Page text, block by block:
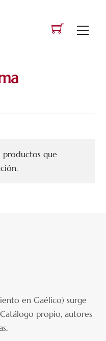
productos que
en Gaélico) surge
Catálogo propio, autores
.